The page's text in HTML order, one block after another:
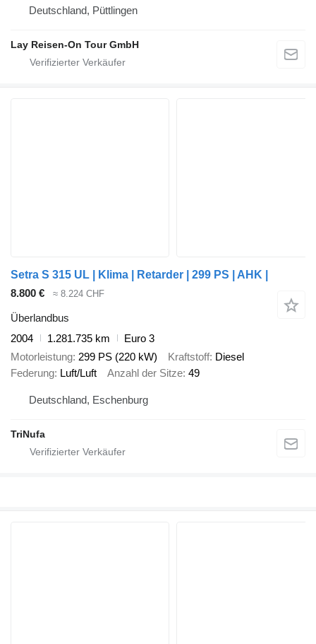
Deutschland, Püttlingen
Lay Reisen-On Tour GmbH
Setra S 315 UL | Klima | Retarder | 299 PS | AHK |
8.800 €
≈ 8.224 CHF
Überlandbus
2004
1.281.735 km
Euro 3
Motorleistung 299 PS (220 kW) Kraftstoff Diesel
Federung Luft/Luft Anzahl der Sitze 49
Deutschland, Eschenburg
TriNufa